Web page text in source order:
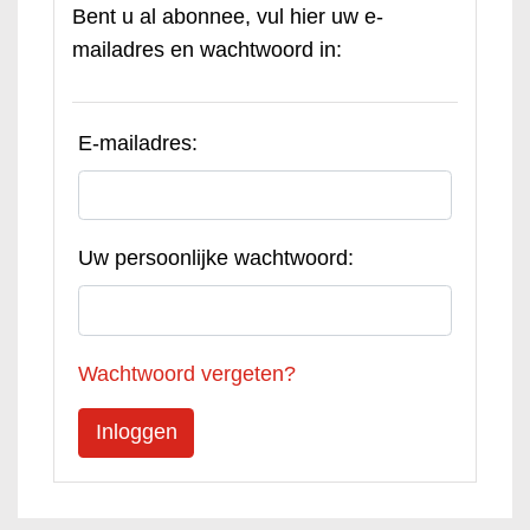
Bent u al abonnee, vul hier uw e-
mailadres en wachtwoord in:
E-mailadres:
Uw persoonlijke wachtwoord:
Wachtwoord vergeten?